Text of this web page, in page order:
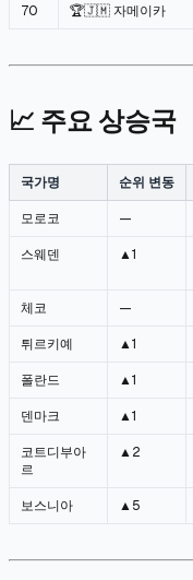
70 🏆🇯🇲 자메이카
📈 주요 상승국
국가명 순위 변동
모로코 —
스웨덴 ▲1
체코 —
튀르키예 ▲1
폴란드 ▲1
덴마크 ▲1
코트디부아
르
▲2
보스니아 ▲5